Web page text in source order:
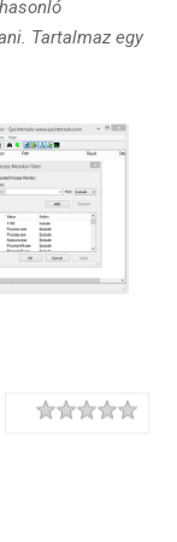
Tartalmaz egy
Rating 1 star
2 stars
3 stars
4 stars
5 stars